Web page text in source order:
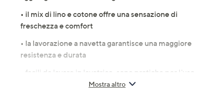
• il mix di lino e cotone offre una sensazione di
freschezza e comfort
• la lavorazione a navetta garantisce una maggiore
resistenza e durata
• facili da lavare in lavatrice, sono pratiche per l'uso
Mostra altro